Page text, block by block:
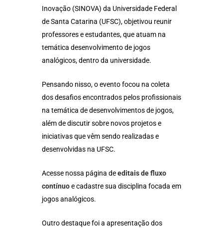
Inovação (SINOVA) da Universidade Federal
de Santa Catarina (UFSC), objetivou reunir
professores e estudantes, que atuam na
temática desenvolvimento de jogos
analógicos, dentro da universidade.
Pensando nisso, o evento focou na coleta
dos desafios encontrados pelos profissionais
na temática de desenvolvimentos de jogos,
além de discutir sobre novos projetos e
iniciativas que vêm sendo realizadas e
desenvolvidas na UFSC.
Acesse nossa página deeditais de fluxo
contínuoe cadastre sua disciplina focada em
jogos analógicos.
Outro destaque foi a apresentação dos